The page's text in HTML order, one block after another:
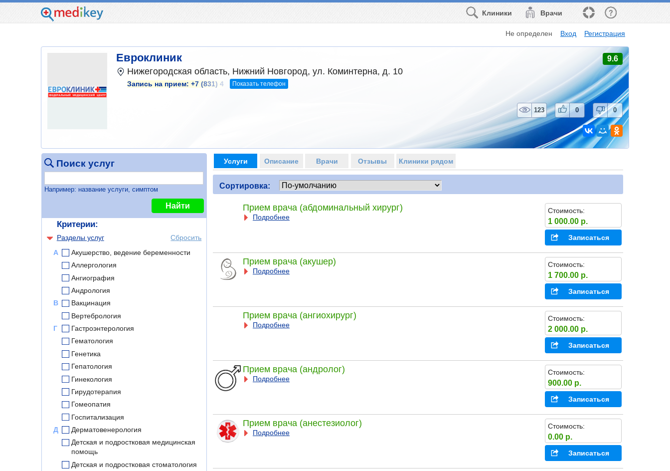
Врачи
Клиники
Не определен Вход Регистрация
Евроклиник 9.6
Нижегородская область, Нижний Новгород, ул. Коминтерна, д. 10
Запись на прием: +7 (831) 4 Показать телефон
123 0 0
Поиск услуг
Например: название услуги, симптом
Найти
Критерии:
Разделы услуг
Сбросить
А
Акушерство, ведение беременности
Аллергология
Ангиография
Андрология
В
Вакцинация
Вертебрология
Г
Гастроэнтерология
Гематология
Генетика
Гепатология
Гинекология
Гирудотерапия
Гомеопатия
Госпитализация
Д
Дерматовенерология
Детская и подростковая медицинская
помощь
Детская и подростковая стоматология
Услуги Описание Врачи Отзывы Клиники рядом
Сортировка:
Прием врача (абдоминальный хирург)
Подробнее
Стоимость:
1 000.00 р.
Записаться
Прием врача (акушер)
Подробнее
Стоимость:
1 700.00 р.
Записаться
Прием врача (ангиохирург)
Подробнее
Стоимость:
2 000.00 р.
Записаться
Прием врача (андролог)
Подробнее
Стоимость:
900.00 р.
Записаться
Прием врача (анестезиолог)
Подробнее
Стоимость:
0.00 р.
Записаться